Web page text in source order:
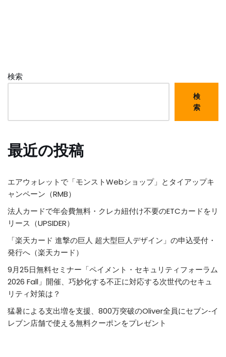
検索
検
索
最近の投稿
エアウォレットで「モンストWebショップ」とタイアップキ
ャンペーン（RMB）
法人カードで年会費無料・クレカ紐付け不要のETCカードをリ
リース（UPSIDER）
「楽天カード 進撃の巨人 超大型巨人デザイン」の申込受付・
発行へ（楽天カード）
9月25日無料セミナー「ペイメント・セキュリティフォーラム
2026 Fall」開催、巧妙化する不正に対応する次世代のセキュ
リティ対策は？
猛暑による支出増を支援、800万突破のOliver全員にセブン‐イ
レブン店舗で使える無料クーポンをプレゼント